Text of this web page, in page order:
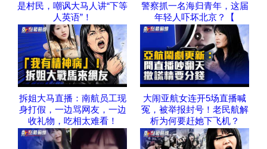
是村民，嘲讽大马人讲“下等
人英语”！
警察抓一名海归青年，这届
年轻人吓坏北京？【
拆姐大马直播：南航员工现
身打假，一边骂网友，一边
收礼物，吃相太难看！
大闹亚航女连开5场直播喊
冤，被举报封号！老民航解
析为何要赶她下飞机？